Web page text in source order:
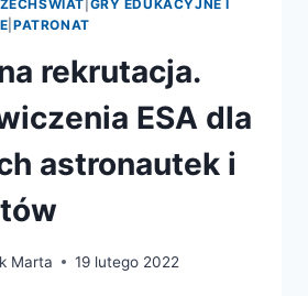
GRY EDUKACYJNE I
PATRONAT
rekrutacja.
ESA dla
astronautek i
Marta 19 lutego 2022